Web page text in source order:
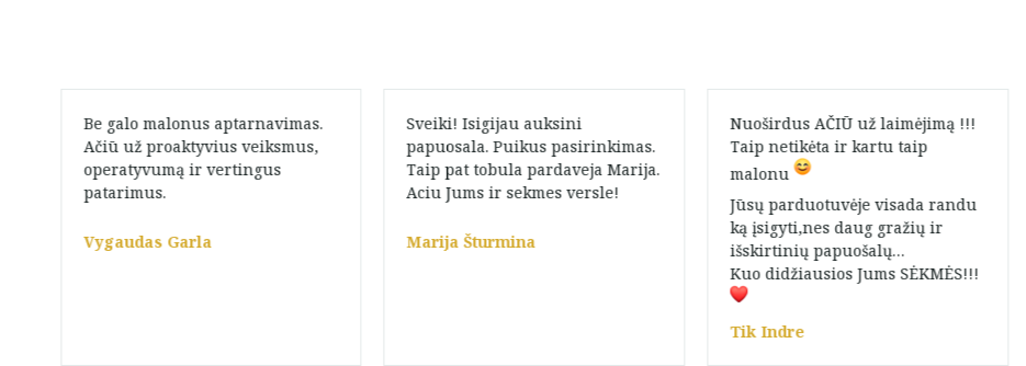
Be galo malonus aptarnavimas.
Ačiū už proaktyvius veiksmus,
operatyvumą ir vertingus
patarimus.
Vygaudas Garla
Sveiki! Isigijau auksini
papuosala. Puikus pasirinkimas.
Taip pat tobula pardaveja Marija.
Aciu Jums ir sekmes versle!
Marija Šturmina
Nuoširdus AČIŪ už laimėjimą !!!
Taip netikėta ir kartu taip
malonu
Jūsų parduotuvėje visada randu
ką įsigyti,nes daug gražių ir
išskirtinių papuošalų…
Kuo didžiausios Jums SĖKMĖS!!!
Tik Indre